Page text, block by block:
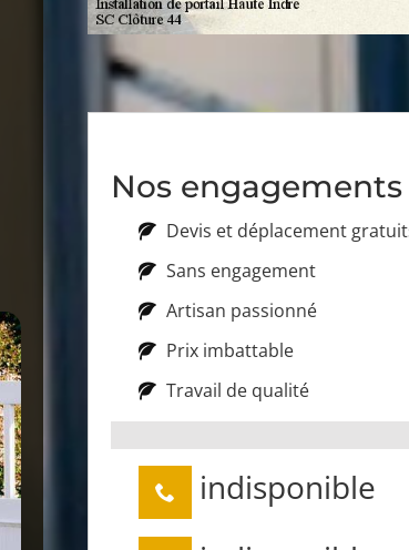
Nos engagements
Devis et déplacement
Sans engagement
Artisan passionné
Prix imbattable
Travail de qualité
indisponible